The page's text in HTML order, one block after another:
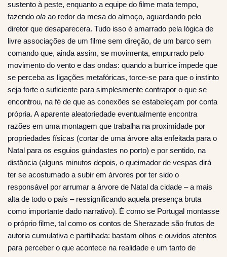
sustento à peste, enquanto a equipe do filme mata tempo,
fazendo ola ao redor da mesa do almoço, aguardando pelo
diretor que desaparecera. Tudo isso é amarrado pela lógica de
livre associações de um filme sem direção, de um barco sem
comando que, ainda assim, se movimenta, empurrado pelo
movimento do vento e das ondas: quando a burrice impede que
se perceba as ligações metafóricas, torce-se para que o instinto
seja forte o suficiente para simplesmente contrapor o que se
encontrou, na fé de que as conexões se estabeleçam por conta
própria. A aparente aleatoriedade eventualmente encontra
razões em uma montagem que trabalha na proximidade por
propriedades físicas (cortar de uma árvore alta enfeitada para o
Natal para os esguios guindastes no porto) e por sentido, na
distância (alguns minutos depois, o queimador de vespas dirá
ter se acostumado a subir em árvores por ter sido o
responsável por arrumar a árvore de Natal da cidade – a mais
alta de todo o país – ressignificando aquela presença bruta
como importante dado narrativo). É como se Portugal montasse
o próprio filme, tal como os contos de Sherazade são frutos de
autoria cumulativa e partilhada: bastam olhos e ouvidos atentos
para perceber o que acontece na realidade e um tanto de